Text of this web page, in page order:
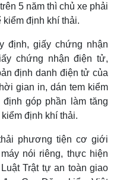
5 năm thì chủ xe phải
định khí thải.
định, giấy chứng nhận
chứng nhận điện tử,
định danh điện tử của
gian in, dán tem kiểm
góp phần làm tăng
định khí thải.
phương tiện cơ giới
nói riêng, thực hiện
Trật tự an toàn giao